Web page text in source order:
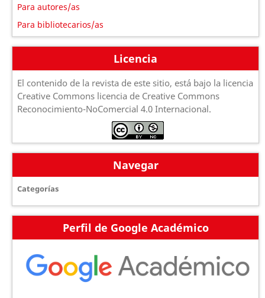
Para autores/as
Para bibliotecarios/as
Licencia
El contenido de la revista de este sitio, está bajo la licencia
Creative Commons licencia de Creative Commons
Reconocimiento-NoComercial 4.0 Internacional.
Navegar
Categorías
Perfil de Google Académico